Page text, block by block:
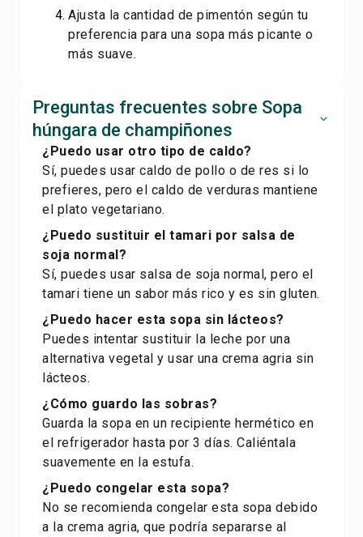
Ajusta la cantidad de pimentón según tu
preferencia para una sopa más picante o
más suave.
Preguntas frecuentes sobre Sopa
húngara de champiñones
¿Puedo usar otro tipo de caldo?
Sí, puedes usar caldo de pollo o de res si lo
prefieres, pero el caldo de verduras mantiene
el plato vegetariano.
¿Puedo sustituir el tamari por salsa de
soja normal?
Sí, puedes usar salsa de soja normal, pero el
tamari tiene un sabor más rico y es sin gluten.
¿Puedo hacer esta sopa sin lácteos?
Puedes intentar sustituir la leche por una
alternativa vegetal y usar una crema agria sin
lácteos.
¿Cómo guardo las sobras?
Guarda la sopa en un recipiente hermético en
el refrigerador hasta por 3 días. Caliéntala
suavemente en la estufa.
¿Puedo congelar esta sopa?
No se recomienda congelar esta sopa debido
a la crema agria, que podría separarse al